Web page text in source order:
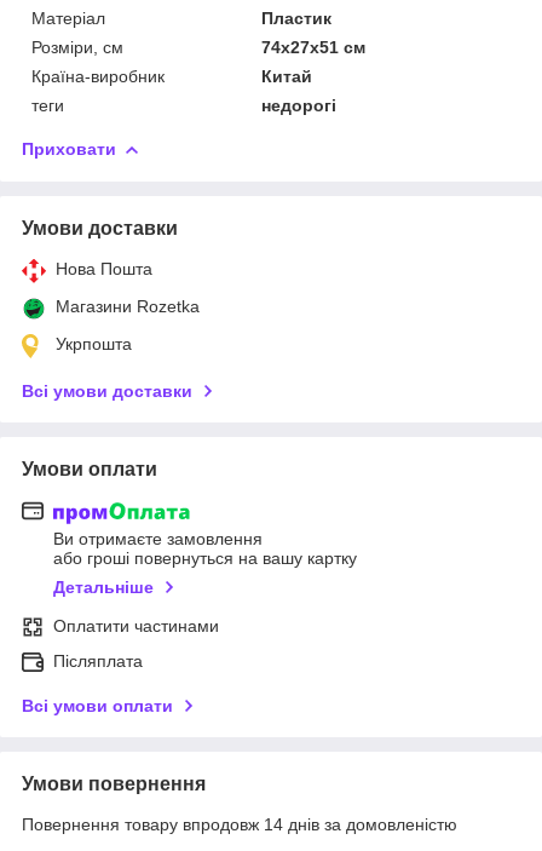
Матеріал
Пластик
Розміри, см
74х27х51 см
Країна-виробник
Китай
теги
недорогі
Приховати
Умови доставки
Нова Пошта
Магазини Rozetka
Укрпошта
Всі умови доставки
Умови оплати
Ви отримаєте замовлення
або гроші повернуться на вашу картку
Детальніше
Оплатити частинами
Післяплата
Всі умови оплати
Умови повернення
Повернення товару впродовж 14 днів за домовленістю